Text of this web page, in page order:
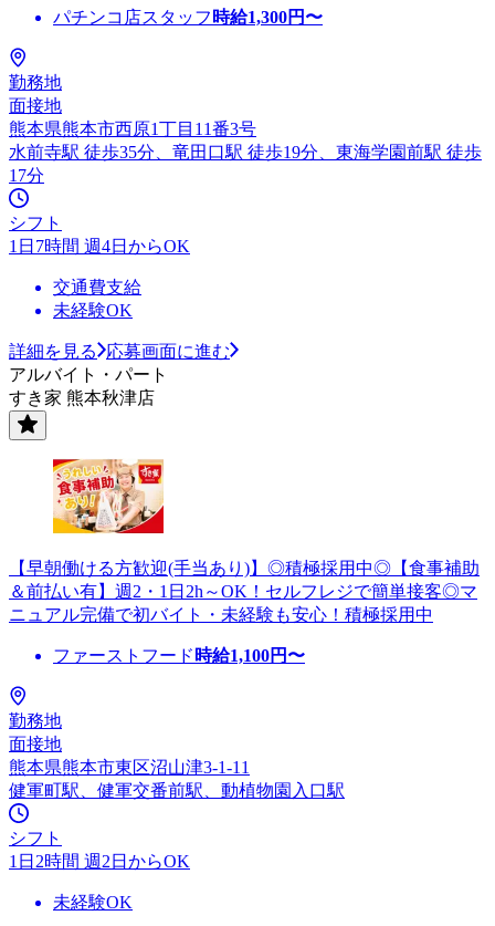
パチンコ店スタッフ 時給1,300円〜
勤務地
面接地
熊本県熊本市西原1丁目11番3号
水前寺駅 徒歩35分、竜田口駅 徒歩19分、東海学園前駅 徒歩
17分
シフト
1日7時間 週4日からOK
交通費支給
未経験OK
詳細を見る
応募画面に進む
アルバイト・パート
すき家 熊本秋津店
【早朝働ける方歓迎(手当あり)】◎積極採用中◎【食事補助
＆前払い有】週2・1日2h～OK！セルフレジで簡単接客◎マ
ニュアル完備で初バイト・未経験も安心！積極採用中
ファーストフード 時給1,100円〜
勤務地
面接地
熊本県熊本市東区沼山津3-1-11
健軍町駅、健軍交番前駅、動植物園入口駅
シフト
1日2時間 週2日からOK
未経験OK